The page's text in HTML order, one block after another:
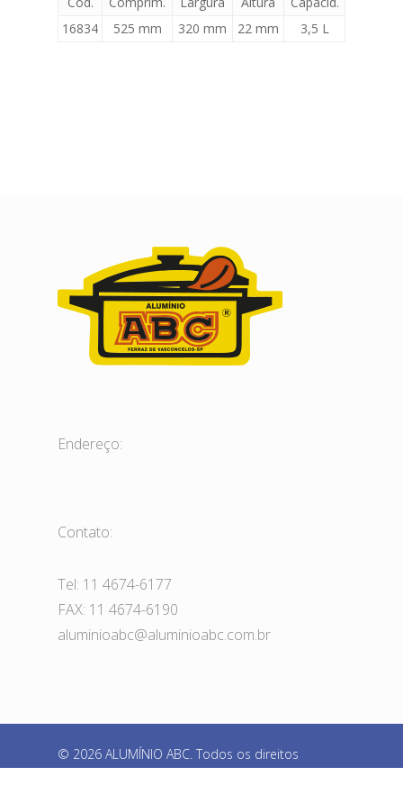
16834
525 mm 320 mm 22 mm 3,5 L
Endereço:
Contato:
Tel: 11 4674-6177
FAX: 11 4674-6190
aluminioabc@aluminioabc.com.br
© 2026 ALUMÍNIO ABC. Todos os direitos